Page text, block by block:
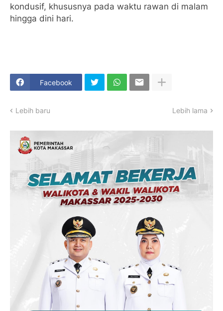
kondusif, khususnya pada waktu rawan di malam
hingga dini hari.
Facebook
Lebih baru Lebih lama